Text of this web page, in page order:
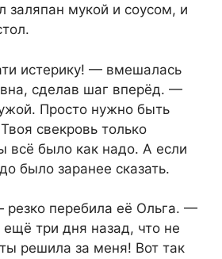
заляпан мукой и соусом, и
истерику! — вмешалась
сделав шаг вперёд. —
Просто нужно быть
свекровь только
всё было как надо. А если
было заранее сказать.
перебила её Ольга. —
ещё три дня назад, что не
решила за меня! Вот так